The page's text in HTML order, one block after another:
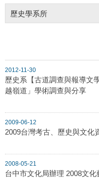
歷史學系所
2012-11-30
歷史系【古道調查與報導文
越嶺道」學術調查與分享
2009-06-12
2009台灣考古、歷史與文化
2008-05-21
台中市文化局辦理 2008文